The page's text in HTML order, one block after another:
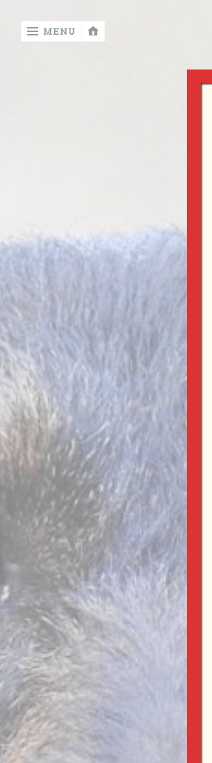
return
Jäger
Unsere
Hunde
+
Deckrüden
+
Wurfplanung
+
Würfe
Nachzucht
Welpenanfrage
Galerie
+
Links
Kontakt
Impressum
MENU